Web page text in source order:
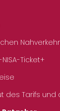
Nahverkehr
Ticket+
des Tarifs